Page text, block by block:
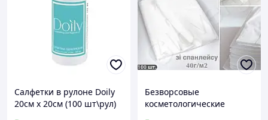
Салфетки в рулоне Doily
20см х 20см (100 шт\рул)
Безворсовые
косметологические